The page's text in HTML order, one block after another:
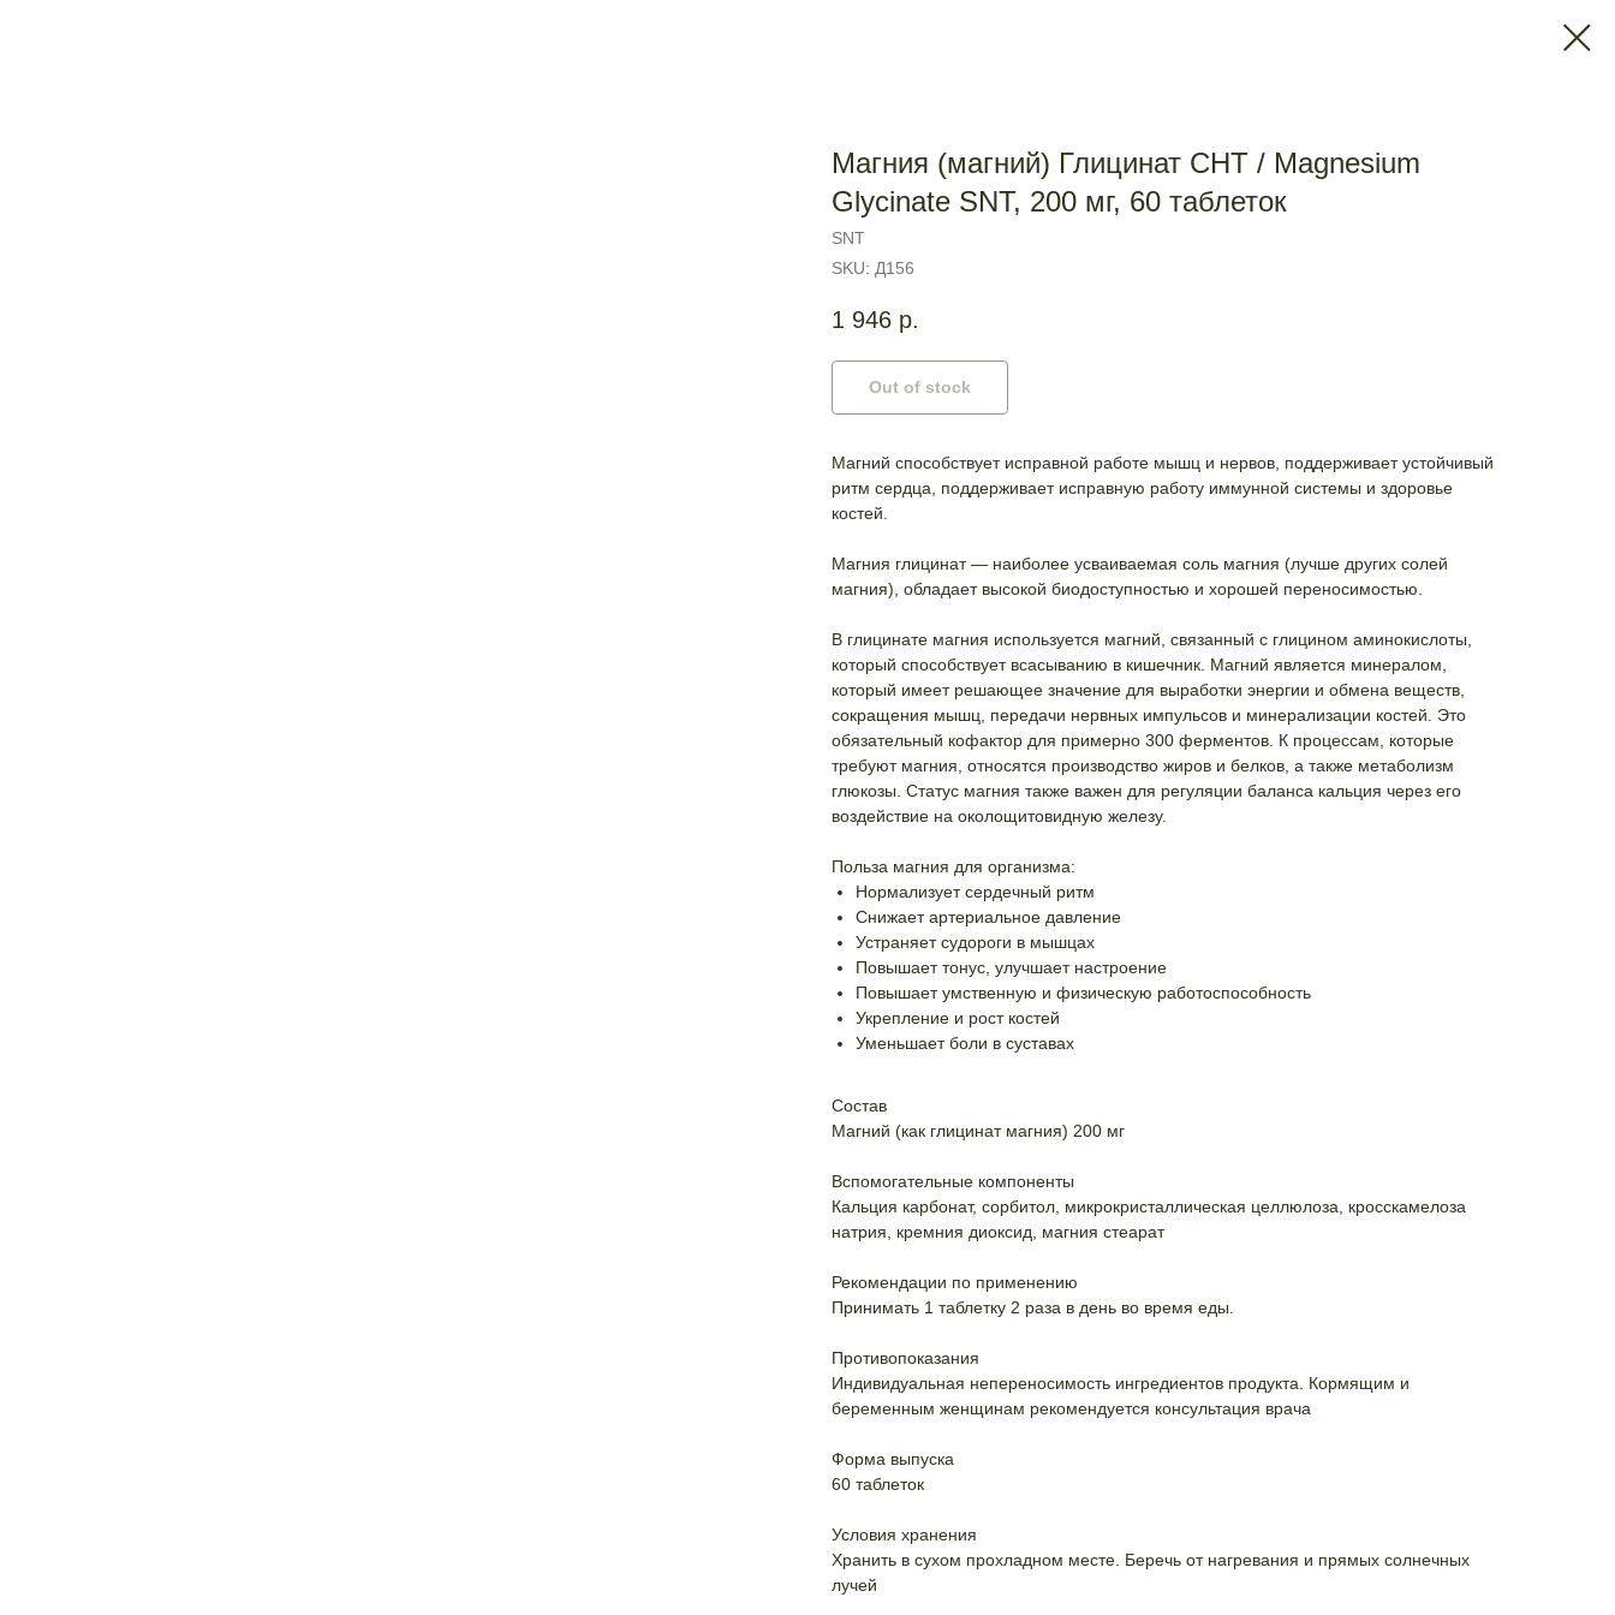
Магния (магний) Глицинат СНТ / Magnesium
Glycinate SNT, 200 мг, 60 таблеток
SNT
SKU: Д156
1 946 р.
Out of stock
Магний способствует исправной работе мышц и нервов, поддерживает устойчивый
ритм сердца, поддерживает исправную работу иммунной системы и здоровье
костей.
Магния глицинат — наиболее усваиваемая соль магния (лучше других солей
магния), обладает высокой биодоступностью и хорошей переносимостью.
В глицинате магния используется магний, связанный с глицином аминокислоты,
который способствует всасыванию в кишечник. Магний является минералом,
который имеет решающее значение для выработки энергии и обмена веществ,
сокращения мышц, передачи нервных импульсов и минерализации костей. Это
обязательный кофактор для примерно 300 ферментов. К процессам, которые
требуют магния, относятся производство жиров и белков, а также метаболизм
глюкозы. Статус магния также важен для регуляции баланса кальция через его
воздействие на околощитовидную железу.
Польза магния для организма:
Нормализует сердечный ритм
Снижает артериальное давление
Устраняет судороги в мышцах
Повышает тонус, улучшает настроение
Повышает умственную и физическую работоспособность
Укрепление и рост костей
Уменьшает боли в суставах
Состав
Магний (как глицинат магния) 200 мг
Вспомогательные компоненты
Кальция карбонат, сорбитол, микрокристаллическая целлюлоза, кросскамелоза
натрия, кремния диоксид, магния стеарат
Рекомендации по применению
Принимать 1 таблетку 2 раза в день во время еды.
Противопоказания
Индивидуальная непереносимость ингредиентов продукта. Кормящим и
беременным женщинам рекомендуется консультация врача
Форма выпуска
60 таблеток
Условия хранения
Хранить в сухом прохладном месте. Беречь от нагревания и прямых солнечных
лучей